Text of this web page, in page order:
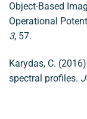
Object-Based
Operational
3, 57.
Karydas, C.
spectral profiles.